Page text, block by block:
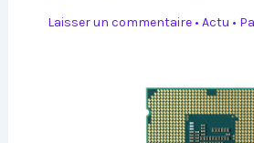
Laisser un commentaire • Actu •